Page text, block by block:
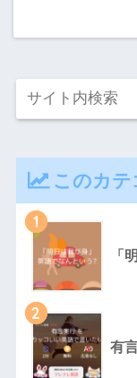
このカ
1
「
2
有